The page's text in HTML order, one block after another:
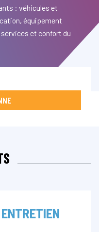
: véhicules et
équipement
et confort du